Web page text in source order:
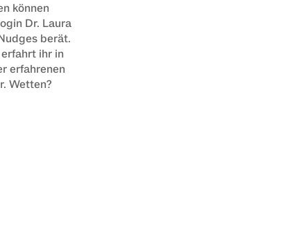
können
Dr. Laura
berät.
ihr in
erfahrenen
Wetten?